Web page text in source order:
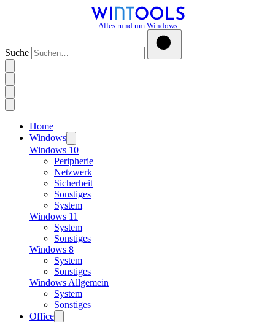
Alles rund um Windows
Suche
Home
Windows
Windows 10
Peripherie
Netzwerk
Sicherheit
Sonstiges
System
Windows 11
System
Sonstiges
Windows 8
System
Sonstiges
Windows Allgemein
System
Sonstiges
Office